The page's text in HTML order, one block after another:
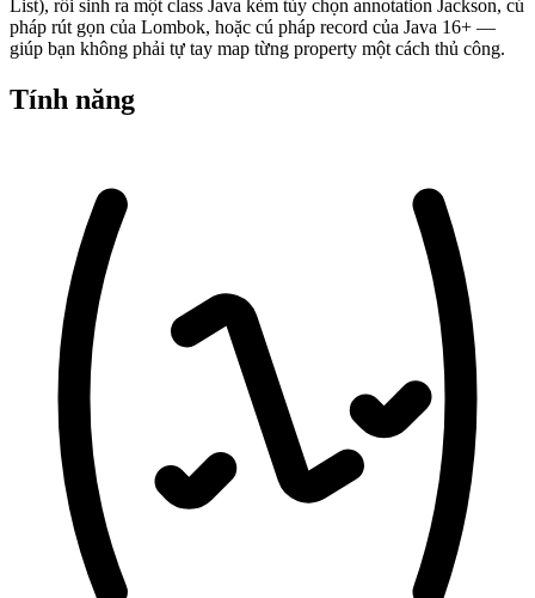
List), rồi sinh ra một class Java kèm tùy chọn annotation Jackson, cú
pháp rút gọn của Lombok, hoặc cú pháp record của Java 16+ —
giúp bạn không phải tự tay map từng property một cách thủ công.
Tính năng